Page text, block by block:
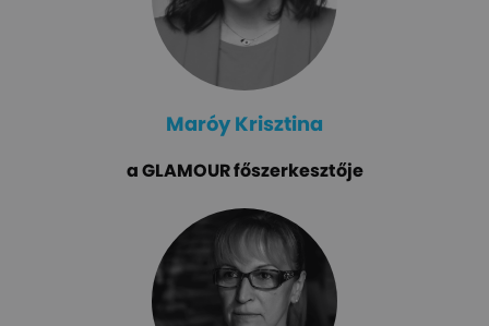
Maróy Krisztina
a GLAMOUR főszerkesztője